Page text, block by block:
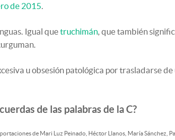
de 2015.
Igual quetruchimán, que también
u obsesión patológica por trasladarse de
de las palabras de la C?
de Mari Luz Peinado, Héctor Llanos, María Sánchez,